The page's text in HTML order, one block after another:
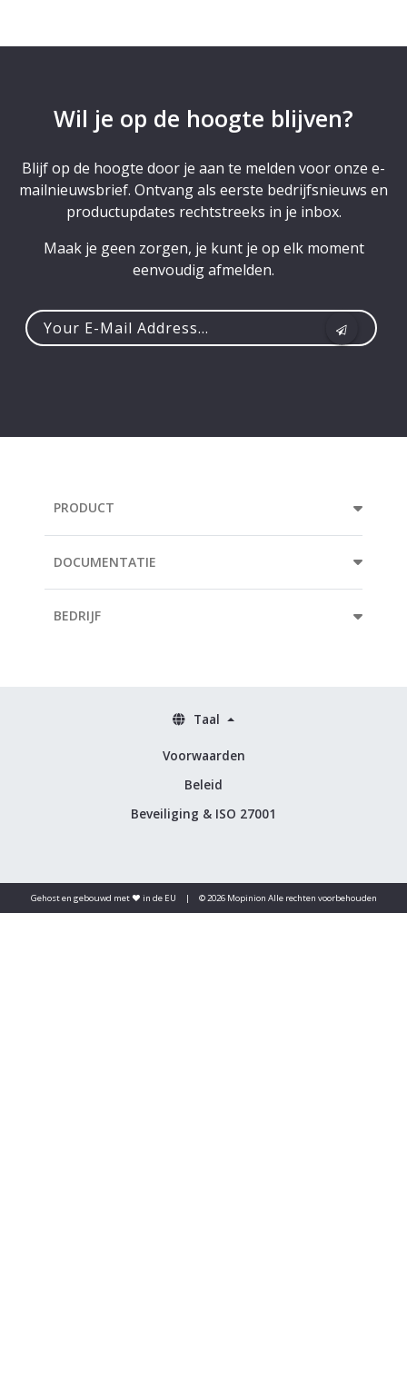
Wil je op de hoogte blijven?
Blijf op de hoogte door je aan te melden voor onze e-
mailnieuwsbrief. Ontvang als eerste bedrijfsnieuws en
productupdates rechtstreeks in je inbox.
Maak je geen zorgen, je kunt je op elk moment
eenvoudig afmelden.
PRODUCT
DOCUMENTATIE
BEDRIJF
Voorwaarden
Beleid
Beveiliging & ISO 27001
Taal
Gehost en gebouwd met ♥️ in de EU | © 2026 Mopinion Alle rechten voorbehouden